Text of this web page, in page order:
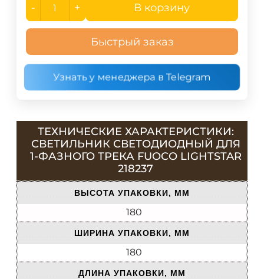
- + В корзину
Быстрый заказ
Узнать у менеджера в Telegram
ТЕХНИЧЕСКИЕ ХАРАКТЕРИСТИКИ:
СВЕТИЛЬНИК СВЕТОДИОДНЫЙ ДЛЯ
1-ФАЗНОГО ТРЕКА FUOCO LIGHTSTAR
218237
ВЫСОТА УПАКОВКИ, ММ
180
ШИРИНА УПАКОВКИ, ММ
180
ДЛИНА УПАКОВКИ, ММ